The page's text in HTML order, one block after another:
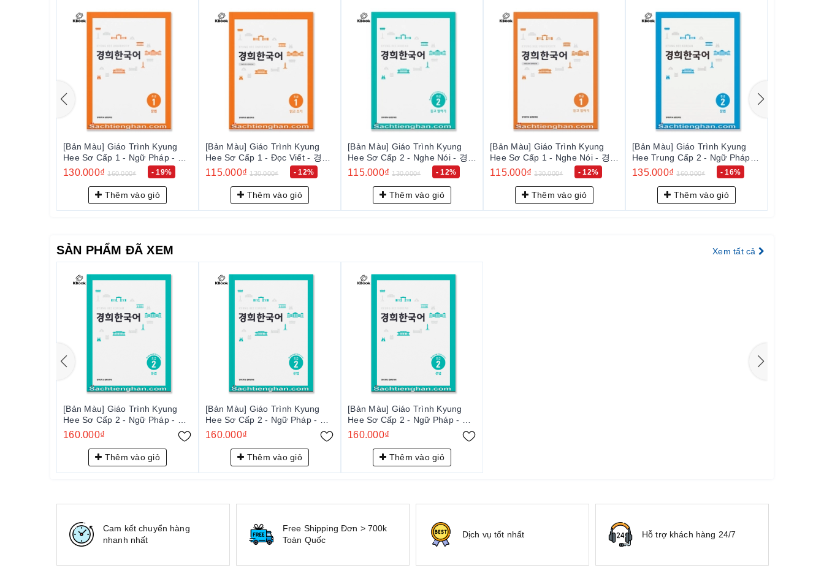
https://sachtienghan.com/ban-mau-giao-trinh-kyung-hee-trung-cap-2-ngu-phap
https://sachtienghan.com/ban-mau-giao-trinh-
kyung-hee-trung-cap-2-nghe-noi
https://sachtienghan.com/ban-mau-giao-trinh-kyung-hee-trung-cap-2-doc-viet
Cao cấp 1
https://sachtienghan.com/ban-mau-combo-3-cuon-giao-trinh-kyung-hee-cao-cap-1
https://sachtienghan.com/ban-mau-giao-trinh-kyung-hee-cao-cap-1-ngu-phap
https://sachtienghan.com/ban-mau-giao-trinh-kyung-hee-cao-cap-1-nghe-noi
https://sachtienghan.com/ban-mau-giao-trinh-kyung-hee-cao-cap-1-doc-viet
Cao cấp 2
https://sachtienghan.com/ban-mau-combo-3-cuon-giao-trinh-kyung-hee-cao-cap-2
https://sachtienghan.com/ban-mau-giao-trinh-kyung-hee-cao-cap-2-ngu-phap
https://sachtienghan.com/ban-mau-giao-trinh-kyung-hee-
[Bản Màu] Giáo Trình Kyung
Hee Sơ Cấp 1 - Ngữ Pháp - 경
희 한국어 초급 1: 문법
130.000₫ 160.000₫ - 19%
Thêm vào giỏ
[Bản Màu] Giáo Trình Kyung
Hee Sơ Cấp 1 - Đọc Viết - 경희
한국어 초급 1: 읽고 쓰기
115.000₫ 130.000₫ - 12%
Thêm vào giỏ
[Bản Màu] Giáo Trình Kyung
Hee Sơ Cấp 2 - Nghe Nói - 경희
한국어 초급 2: 듣고 말하기
115.000₫ 130.000₫ - 12%
Thêm vào giỏ
[Bản Màu] Giáo Trình Kyung
Hee Sơ Cấp 1 - Nghe Nói - 경희
한국어 초급 1: 듣고 말하기
115.000₫ 130.000₫ - 12%
Thêm vào giỏ
[Bản Màu] Giáo Trình Kyung
Hee Trung Cấp 2 - Ngữ Pháp -
경희 한국어 중급 2: 문법
135.000₫ 160.000₫ - 16%
Thêm vào giỏ
SẢN PHẨM ĐÃ XEM Xem tất cả
[Bản Màu] Giáo Trình Kyung
Hee Sơ Cấp 2 - Ngữ Pháp - 경
160.000₫
Thêm vào giỏ
[Bản Màu] Giáo Trình Kyung
Hee Sơ Cấp 2 - Ngữ Pháp - 경
160.000₫
Thêm vào giỏ
[Bản Màu] Giáo Trình Kyung
Hee Sơ Cấp 2 - Ngữ Pháp - 경
160.000₫
Thêm vào giỏ
Cam kết chuyển hàng
nhanh nhất
Free Shipping Đơn > 700k
Toàn Quốc
Dịch vụ tốt nhất Hỗ trợ khách hàng 24/7